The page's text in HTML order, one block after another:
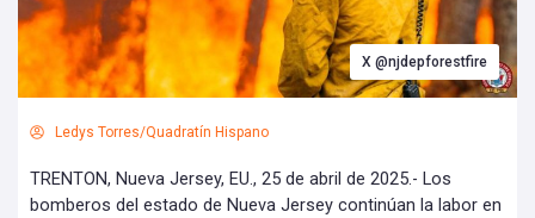
X @njdepforestfire
Ledys Torres/Quadratín Hispano
TRENTON, Nueva Jersey, EU., 25 de abril de 2025.- Los
bomberos del estado de Nueva Jersey continúan la labor en